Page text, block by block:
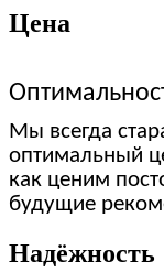
Цена
Мы всегда
оптимальный
как ценим
будущие
Надёжность